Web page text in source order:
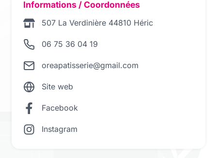
Informations / Coordonnées
507 La Verdinière 44810 Héric
06 75 36 04 19
oreapatisserie@gmail.com
Site web
Facebook
Instagram